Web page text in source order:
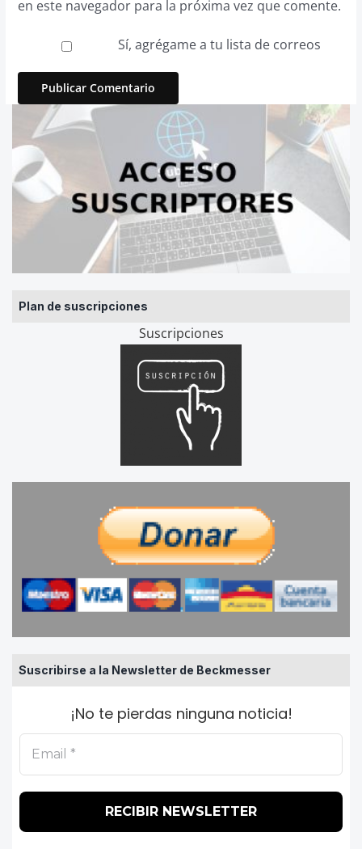
Plan de suscripciones
Suscripciones
Suscribirse a la Newsletter de Beckmesser
¡No te pierdas ninguna noticia!
en este navegador para la próxima vez que comente.
Sí, agrégame a tu lista de correos